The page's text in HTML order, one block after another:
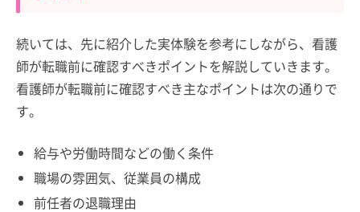
続いては、先に紹介した実体験を参考にしながら、看護
師が転職前に確認すべきポイントを解説していきます。
看護師が転職前に確認すべき主なポイントは次の通りで
す。
給与や労働時間などの働く条件
職場の雰囲気、従業員の構成
前任者の退職理由